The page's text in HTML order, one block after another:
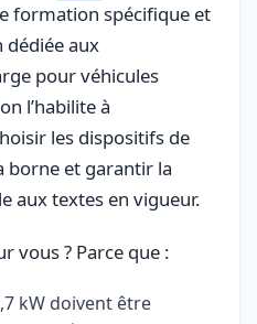
formation spécifique et
aux
pour véhicules
l’habilite à
les dispositifs de
et garantir la
aux textes en vigueur.
vous ? Parce que :
kW doivent être